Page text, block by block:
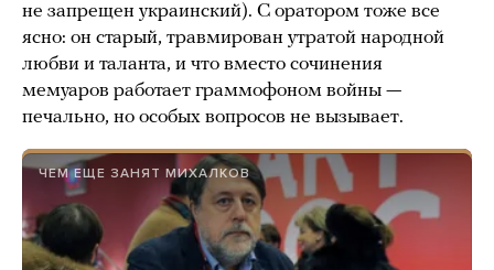
не запрещен украинский). С оратором тоже все
ясно: он старый, травмирован утратой народной
любви и таланта, и что вместо сочинения
мемуаров работает граммофоном войны —
печально, но особых вопросов не вызывает.
ЧЕМ ЕЩЕ ЗАНЯТ МИХАЛКОВ